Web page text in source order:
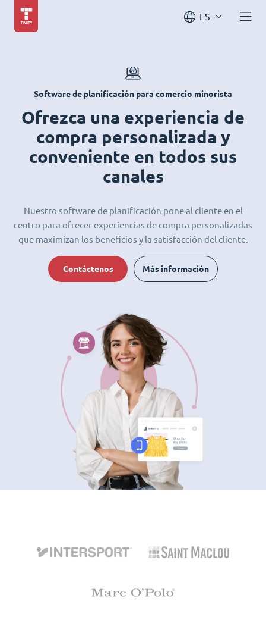
ES
Software de planificación para comercio minorista
Ofrezca una experiencia de
compra personalizada y
conveniente en todos sus
canales
Nuestro software de planificación pone al cliente en el
centro para ofrecer experiencias de compra personalizadas
que maximizan los beneficios y la satisfacción del cliente.
Contáctenos Más información